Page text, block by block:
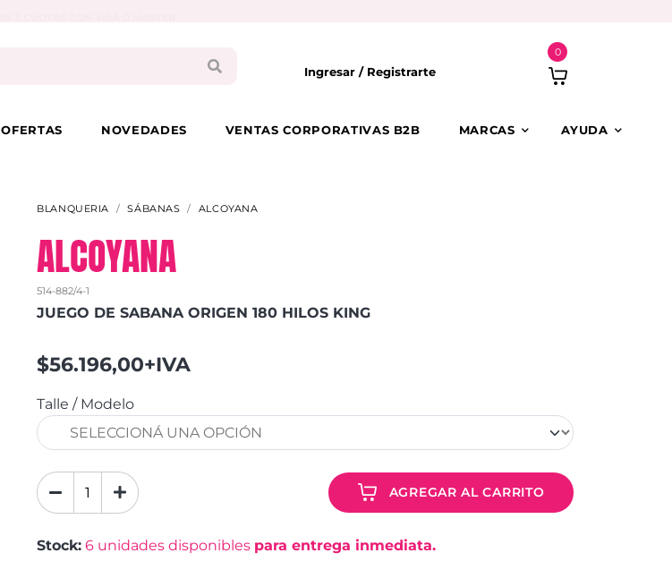
Ingresar / Registrarte
0
OFERTAS NOVEDADES VENTAS CORPORATIVAS B2B MARCAS AYUDA
BLANQUERIA SÁBANAS ALCOYANA
ALCOYANA
514-882/4-1
JUEGO DE SABANA ORIGEN 180 HILOS KING
$56.196,00+IVA
Talle / Modelo
AGREGAR AL CARRITO
Stock: 6 unidades disponibles para entrega inmediata.